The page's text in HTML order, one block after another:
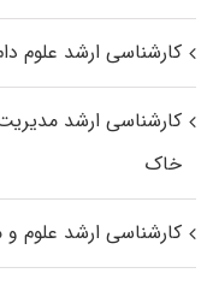
کارشناسی ارشد علوم
کارشناسی ارشد
خاک
کارشناسی ارشد علوم